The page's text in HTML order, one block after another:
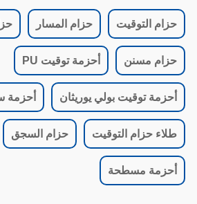
حزام التوقيت حزام المسار
حزام مسنن أحزمة توقيت PU
أحزمة توقيت بولي يوريثان
طلاء حزام التوقيت حزام السجق
أحزمة مسطحة